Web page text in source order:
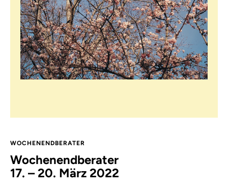
WOCHENENDBERATER
Wochenendberater
17. – 20. März 2022